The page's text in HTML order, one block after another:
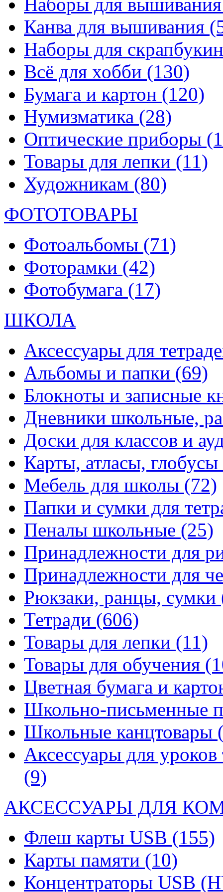
Канва для вышивания
Наборы для
Всё для хобби (130)
Бумага и картон (120)
Нумизматика (28)
Оптические приборы
Товары для лепки (11)
Художникам (80)
ФОТОТОВАРЫ
Фотоальбомы (71)
Фоторамки (42)
Фотобумага (17)
ШКОЛА
Аксессуары для
Альбомы и папки (69)
Блокноты и записные
Дневники школьные,
Доски для классов и
Карты, атласы, глобусы
Мебель для школы (72)
Папки и сумки для
Пеналы школьные (25)
Принадлежности для
Принадлежности для
Рюкзаки, ранцы, сумки
Тетради (606)
Товары для лепки (11)
Товары для обучения
Цветная бумага и
Школьно-письменные
Школьные канцтовары
Аксессуары для уроков
(9)
АКСЕССУАРЫ ДЛЯ
Флеш карты USB (155)
Карты памяти (10)
Концентраторы USB